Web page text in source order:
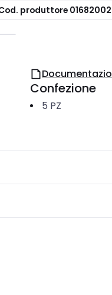
produttore
Confezione
5 PZ